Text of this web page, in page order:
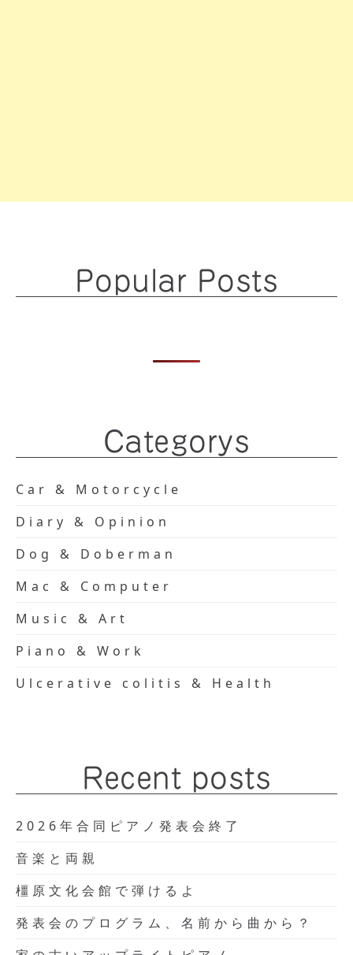
Popular Posts
Categorys
Car & Motorcycle
Diary & Opinion
Dog & Doberman
Mac & Computer
Music & Art
Piano & Work
Ulcerative colitis & Health
Recent posts
2026年合同ピアノ発表会終了
音楽と両親
橿原文化会館で弾けるよ
発表会のプログラム、名前から曲から？